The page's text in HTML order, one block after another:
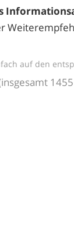
auf den
1455